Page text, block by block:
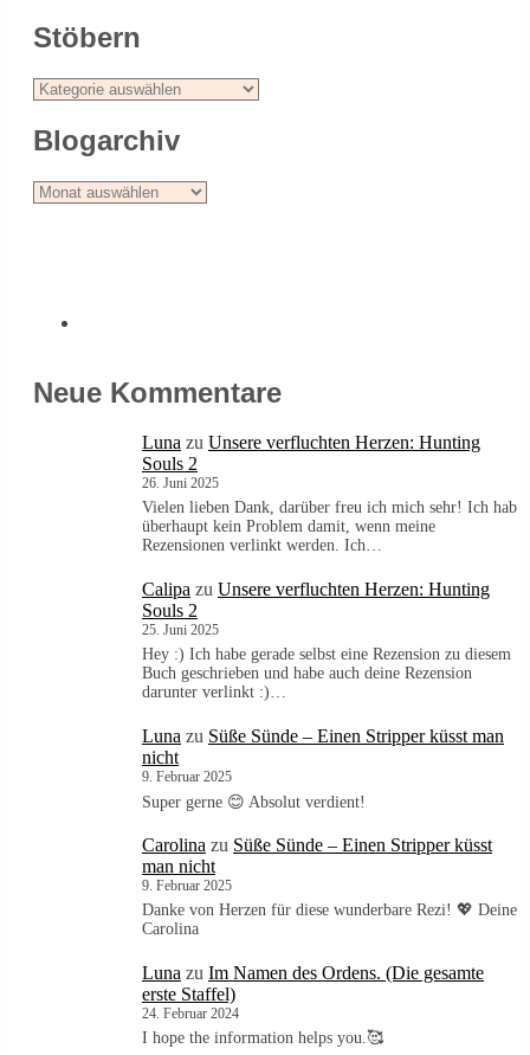
Stöbern
Stöbern
Blogarchiv
Blogarchiv
Neue Kommentare
Luna zu Unsere verfluchten Herzen: Hunting
Souls 2
26. Juni 2025
Vielen lieben Dank, darüber freu ich mich sehr! Ich hab
überhaupt kein Problem damit, wenn meine
Rezensionen verlinkt werden. Ich…
Calipa zu Unsere verfluchten Herzen: Hunting
Souls 2
25. Juni 2025
Hey :) Ich habe gerade selbst eine Rezension zu diesem
Buch geschrieben und habe auch deine Rezension
darunter verlinkt :)…
Luna zu Süße Sünde – Einen Stripper küsst man
nicht
9. Februar 2025
Super gerne 😊 Absolut verdient!
Carolina zu Süße Sünde – Einen Stripper küsst
man nicht
9. Februar 2025
Danke von Herzen für diese wunderbare Rezi! 💖 Deine
Carolina
Luna zu Im Namen des Ordens. (Die gesamte
erste Staffel)
24. Februar 2024
I hope the information helps you.🥰